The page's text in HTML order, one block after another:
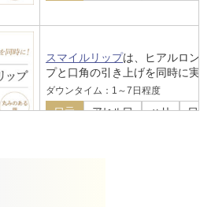
スマイルリップは、ヒアルロン
プと口角の引き上げを同時に実
ダウンタイム：1～7日程度
口元 アヒル口 ハリ 口角